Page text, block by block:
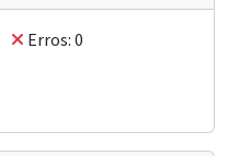
Erros: 0